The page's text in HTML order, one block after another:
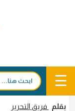
☰ بحث:
مجلس أبوظبي
عقاريين
9 مارس 2026 - 10:07
بقلم فريق التحرير